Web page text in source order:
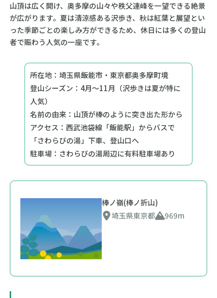
山頂は広く開け、奥多摩の山々や秩父連峰を一望できる絶景
が広がります。夏は清涼感ある沢歩き、秋は紅葉と展望とい
った季節ごとの楽しみ方ができるため、休日には多くの登山
者で賑わう人気の一座です。
所在地：埼玉県飯能市・東京都奥多摩町境
登山シーズン：4月〜11月（沢歩きは夏が特に
人気）
名前の由来：山頂が棒のように突き出た形から
アクセス：西武池袋線「飯能駅」からバスで
「さわらびの湯」下車、登山口へ
駐車場：さわらびの湯周辺に有料駐車場あり
棒ノ嶺(棒ノ折山)
埼玉県東京都 969m